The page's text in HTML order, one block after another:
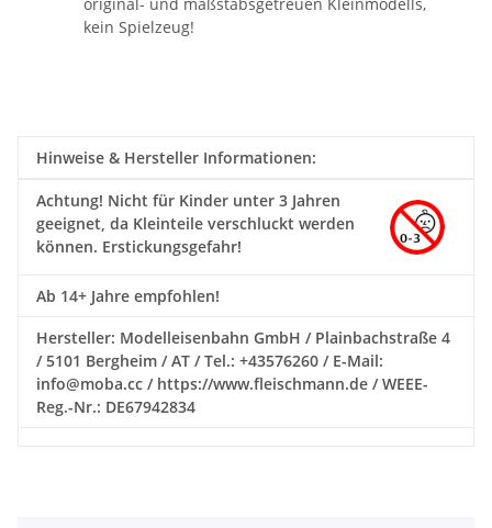
kein Spielzeug!
Hinweise & Hersteller Informationen:
Achtung! Nicht für Kinder unter 3 Jahren
geeignet, da Kleinteile verschluckt werden
können. Erstickungsgefahr!
Ab 14+ Jahre empfohlen!
Hersteller: Modelleisenbahn GmbH / Plainbachstraße 4
/ 5101 Bergheim / AT / Tel.: +43576260 / E-Mail:
info@moba.cc / https://www.fleischmann.de / WEEE-
Reg.-Nr.: DE67942834